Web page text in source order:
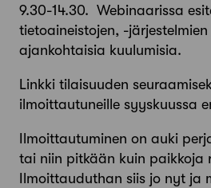
9.30-14.30. Webinaarissa
tietoaineistojen, -
ajankohtaisia kuulumisia.
Linkki tilaisuuden
ilmoittautuneille syyskuussa
Ilmoittautuminen on auki
tai niin pitkään kuin paikkoja
Ilmoittauduthan siis jo nyt ja